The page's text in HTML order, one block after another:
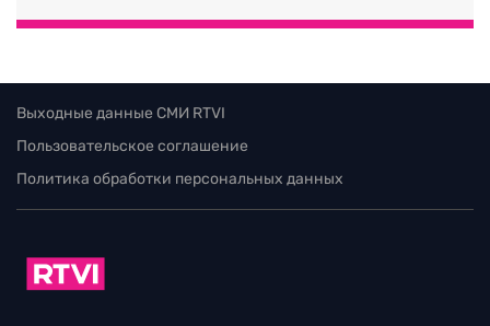
Выходные данные СМИ RTVI
Пользовательское соглашение
Политика обработки персональных данных